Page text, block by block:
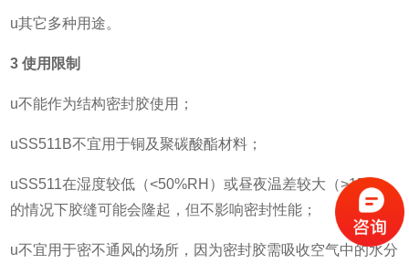
u其它多种用途。
3使用限制
u不能作为结构密封胶使用；
uSS511B不宜用于铜及聚碳酸酯材料；
uSS511在湿度较低（<50%RH）或昼夜温差较大（>15℃）
的情况下胶缝可能会隆起，但不影响密封性能；
u不宜用于密不通风的场所，因为密封胶需吸收空气中的水分